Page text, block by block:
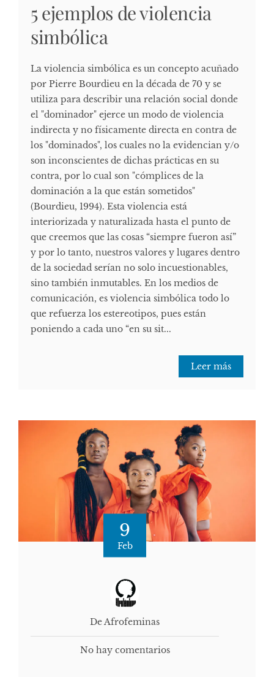
5 ejemplos de violencia
simbólica
La violencia simbólica es un concepto acuñado
por Pierre Bourdieu en la década de 70 y se
utiliza para describir una relación social donde
el "dominador" ejerce un modo de violencia
indirecta y no físicamente directa en contra de
los "dominados", los cuales no la evidencian y/o
son inconscientes de dichas prácticas en su
contra, por lo cual son "cómplices de la
dominación a la que están sometidos"
(Bourdieu, 1994). Esta violencia está
interiorizada y naturalizada hasta el punto de
que creemos que las cosas “siempre fueron así”
y por lo tanto, nuestros valores y lugares dentro
de la sociedad serían no solo incuestionables,
sino también inmutables. En los medios de
comunicación, es violencia simbólica todo lo
que refuerza los estereotipos, pues están
poniendo a cada uno “en su sit...
Leer más
9
Feb
De Afrofeminas
No hay comentarios